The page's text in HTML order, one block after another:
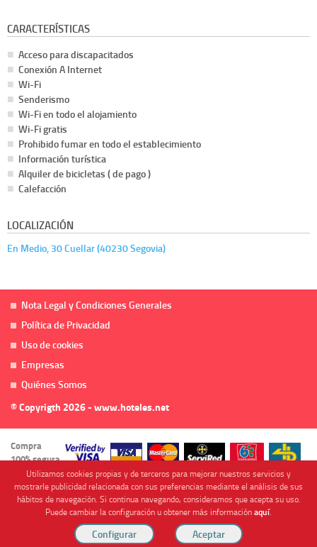
CARACTERÍSTICAS
Acceso para discapacitados
Conexión A Internet
Wi-Fi
Senderismo
Wi-Fi en todo el alojamiento
Wi-Fi gratis
Prohibido fumar en todo el establecimiento
Información turística
Alquiler de bicicletas ( de pago )
Calefacción
LOCALIZACIÓN
En Medio, 30 Cuellar (40230 Segovia)
Nota Legal y Condiciones Generales
Política de Privacidad
Uso de cookies
Empresas
Quiénes Somos
© Copyrigth 2026 - www.hoteles.net
Compra
100% segura
Cofinanciado por
Utilizamos cookies propias y de terceros para mejorar nuestros servicios y
mostrarle publicidad relacionada con sus preferencias mediante el análisis de sus
hábitos de navegación. Si continua navegando, consideramos que acepta su uso.
Puede cambiar la configuración u obtener más informaciónaquí.